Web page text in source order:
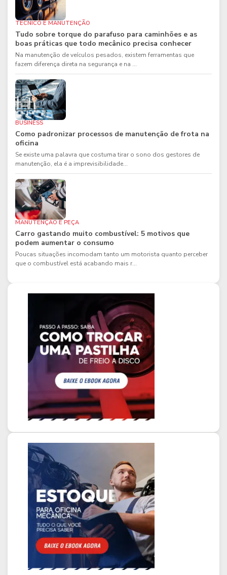
TÉCNICO E MANUTENÇÃO
Tudo sobre torque do parafuso para caminhões e as
boas práticas que todo mecânico precisa conhecer
Na manutenção de veículos pesados, existem ferramentas que
fazem diferença direta na segurança e na ...
BUSINESS
Como padronizar processos de manutenção de frota na
oficina
Se existe uma palavra que costuma tirar o sono dos gestores de
manutenção, ela é a imprevisibilidade...
MANUTENÇÃO E PEÇA
Carro gastando muito combustível: 5 motivos que
podem aumentar o consumo
Poucas situações incomodam tanto um motorista quanto perceber
que o combustível está acabando mais r...